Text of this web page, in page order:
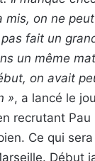
mis, on ne
fait un
un même
on avait
», a lancé le
recrutant
Ce qui
Début